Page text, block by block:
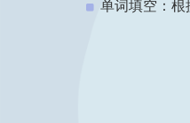
单词填空：根